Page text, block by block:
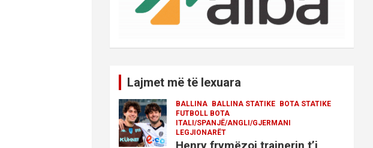
Lajmet më të lexuara
BALLINA BALLINA STATIKE BOTA STATIKE
FUTBOLL BOTA
ITALI/SPANJË/ANGLI/GJERMANI
LEGJIONARËT
Henry frymëzoi trajnerin t’i